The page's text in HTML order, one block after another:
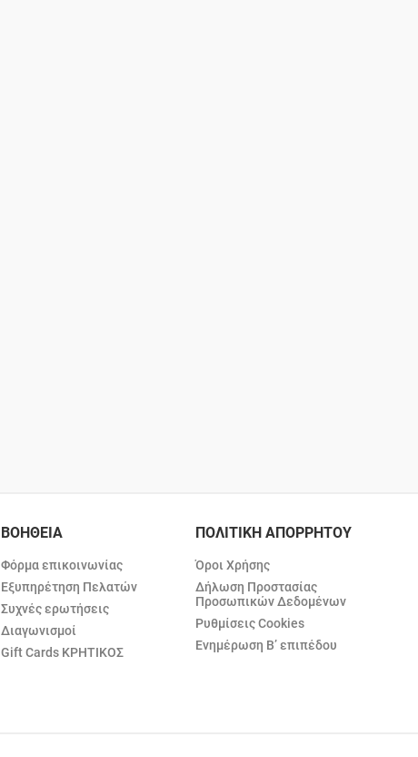
ΒΟΗΘΕΙΑ
Φόρμα επικοινωνίας
Εξυπηρέτηση Πελατών
Συχνές ερωτήσεις
Διαγωνισμοί
Gift Cards ΚΡΗΤΙΚΟΣ
ΠΟΛΙΤΙΚΗ ΑΠΟΡΡΗΤΟΥ
Όροι Χρήσης
Δήλωση Προστασίας
Προσωπικών Δεδομένων
Ρυθμίσεις Cookies
Ενημέρωση Β’ επιπέδου